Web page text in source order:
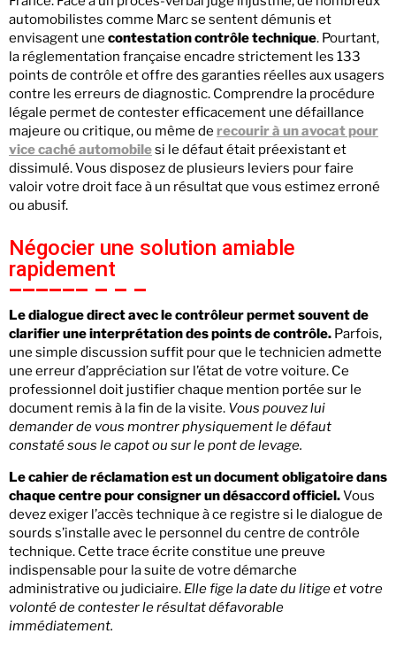
automobilistes comme Marc se sentent démunis et
envisagent une contestation contrôle technique. Pourtant,
la réglementation française encadre strictement les 133
points de contrôle et offre des garanties réelles aux usagers
contre les erreurs de diagnostic. Comprendre la procédure
légale permet de contester efficacement une défaillance
majeure ou critique, ou même de recourir à un avocat pour
vice caché automobilesi le défaut était préexistant et
dissimulé. Vous disposez de plusieurs leviers pour faire
valoir votre droit face à un résultat que vous estimez erroné
ou abusif.
Négocier une solution amiable
rapidement
Le dialogue direct avec le contrôleur permet souvent de
clarifier une interprétation des points de contrôle. Parfois,
une simple discussion suffit pour que le technicien admette
une erreur d’appréciation sur l’état de votre voiture. Ce
professionnel doit justifier chaque mention portée sur le
document remis à la fin de la visite. Vous pouvez lui
demander de vous montrer physiquement le défaut
constaté sous le capot ou sur le pont de levage.
Le cahier de réclamation est un document obligatoire dans
chaque centre pour consigner un désaccord officiel.Vous
devez exiger l’accès technique à ce registre si le dialogue de
sourds s’installe avec le personnel du centre de contrôle
technique. Cette trace écrite constitue une preuve
indispensable pour la suite de votre démarche
administrative ou judiciaire. Elle fige la date du litige et votre
volonté de contester le résultat défavorable
immédiatement.